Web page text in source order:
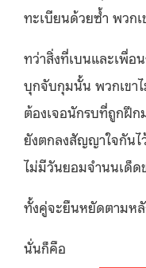
ทะเบียนด้วยซ้ำ พวกเ
ทว่าสิ่งที่เบนและเพื่อ
บุกจับกุมนั้น พวกเขา
ต้องเจอนักรบที่ถูกฝึก
ยังตกลงสัญญาใจกันไ
ไม่มีวันยอมจำนนเด็ด
ทั้งคู่จะยืนหยัดตามหลั
นั่นก็คือ